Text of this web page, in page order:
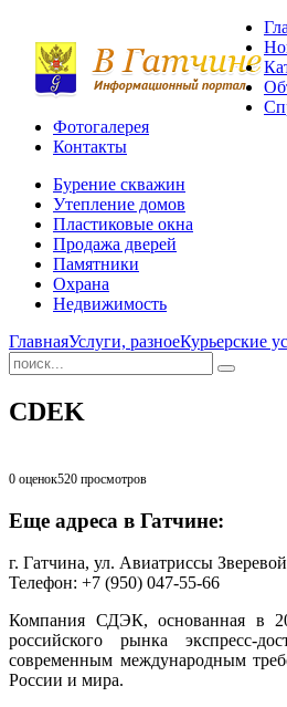
Фотогалерея
Контакты
Бурение скважин
Утепление домов
Пластиковые окна
Продажа дверей
Памятники
Охрана
Недвижимость
ГлавнаяУслуги, разноеКурьерские
CDEK
0 оценок520 просмотров
Еще адреса в Гатчине:
г. Гатчина, ул. Авиатриссы
Телефон: +7 (950) 047-55-66
Компания СДЭК, основанная в
российского рынка экспресс-
современным международным
России и мира.